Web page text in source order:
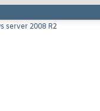
server 2008 R2